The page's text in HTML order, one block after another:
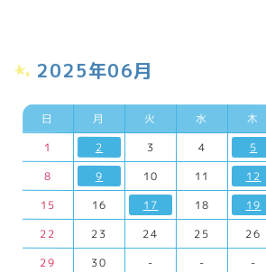
2025年06月
日 月 火 水 木
1 2 3 4 5
8
9 10 11 12
15
16 17 18 19
22
23 24 25 26
29
30 - - -